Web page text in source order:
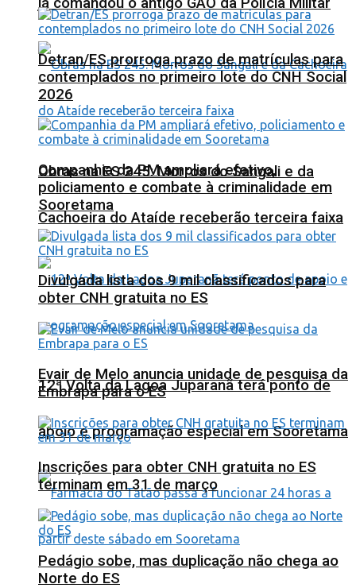
já comandou o antigo GAO da Polícia Militar
Obras na ES 245: Morros do Sangali e da
Cachoeira do Ataíde receberão terceira faixa
12ª Volta da Lagoa Juparanã terá ponto de
apoio e programação especial em Sooretama
Detran/ES prorroga prazo de matrículas para
contemplados no primeiro lote do CNH Social
2026
Companhia da PM ampliará efetivo,
policiamento e combate à criminalidade em
Sooretama
Divulgada lista dos 9 mil classificados para
obter CNH gratuita no ES
Evair de Melo anuncia unidade de pesquisa da
Embrapa para o ES
Inscrições para obter CNH gratuita no ES
terminam em 31 de março
Pedágio sobe, mas duplicação não chega ao
Norte do ES